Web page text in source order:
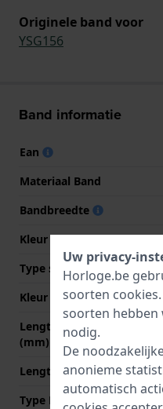
Originele band voor
YSG156
Band informatie
Ean
Materiaal Band
Bandbreedte
Kleur Band
Type sluiting
Kleur sluiting
Lengte band op 12 uur
(mm)
Lengte band op 6 uur
Type Bevestiging
Uw privacy-
Horloge.be
soorten cookies
soorten hebben
nodig.
De
anonieme
automatisch